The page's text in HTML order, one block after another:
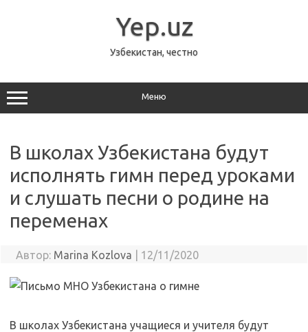
Yep.uz
Узбекистан, честно
Меню
В школах Узбекистана будут
исполнять гимн перед уроками
и слушать песни о родине на
переменах
Автор: Marina Kozlova 12/11/2020
В школах Узбекистана учащиеся и учителя будут